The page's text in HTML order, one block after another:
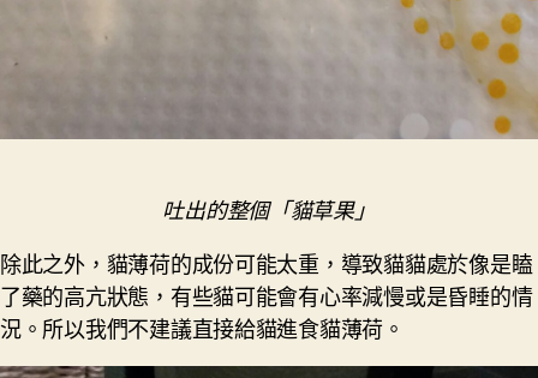
吐出的整個「貓草果」
除此之外，貓薄荷的成份可能太重，導致貓貓處於像是瞌
了藥的高亢狀態，有些貓可能會有心率減慢或是昏睡的情
況。所以我們不建議直接給貓進食貓薄荷。